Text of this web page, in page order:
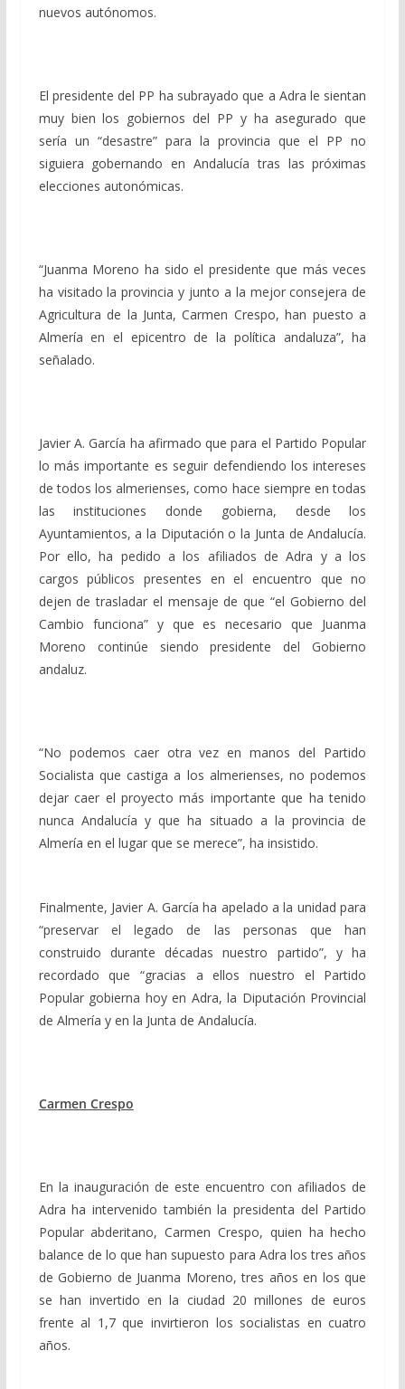
nuevos autónomos.
El presidente del PP ha subrayado que a Adra le sientan
muy bien los gobiernos del PP y ha asegurado que
sería un “desastre” para la provincia que el PP no
siguiera gobernando en Andalucía tras las próximas
elecciones autonómicas.
“Juanma Moreno ha sido el presidente que más veces
ha visitado la provincia y junto a la mejor consejera de
Agricultura de la Junta, Carmen Crespo, han puesto a
Almería en el epicentro de la política andaluza”, ha
señalado.
Javier A. García ha afirmado que para el Partido Popular
lo más importante es seguir defendiendo los intereses
de todos los almerienses, como hace siempre en todas
las instituciones donde gobierna, desde los
Ayuntamientos, a la Diputación o la Junta de Andalucía.
Por ello, ha pedido a los afiliados de Adra y a los
cargos públicos presentes en el encuentro que no
dejen de trasladar el mensaje de que “el Gobierno del
Cambio funciona” y que es necesario que Juanma
Moreno continúe siendo presidente del Gobierno
andaluz.
“No podemos caer otra vez en manos del Partido
Socialista que castiga a los almerienses, no podemos
dejar caer el proyecto más importante que ha tenido
nunca Andalucía y que ha situado a la provincia de
Almería en el lugar que se merece”, ha insistido.
Finalmente, Javier A. García ha apelado a la unidad para
“preservar el legado de las personas que han
construido durante décadas nuestro partido”, y ha
recordado que “gracias a ellos nuestro el Partido
Popular gobierna hoy en Adra, la Diputación Provincial
de Almería y en la Junta de Andalucía.
Carmen Crespo
En la inauguración de este encuentro con afiliados de
Adra ha intervenido también la presidenta del Partido
Popular abderitano, Carmen Crespo, quien ha hecho
balance de lo que han supuesto para Adra los tres años
de Gobierno de Juanma Moreno, tres años en los que
se han invertido en la ciudad 20 millones de euros
frente al 1,7 que invirtieron los socialistas en cuatro
años.